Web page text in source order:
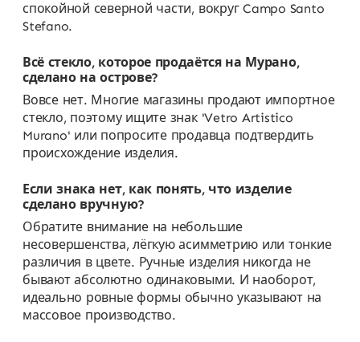
спокойной северной части, вокруг Campo Santo
Stefano.
Всё стекло, которое продаётся на Мурано,
сделано на острове?
Вовсе нет. Многие магазины продают импортное
стекло, поэтому ищите знак 'Vetro Artistico
Murano' или попросите продавца подтвердить
происхождение изделия.
Если знака нет, как понять, что изделие
сделано вручную?
Обратите внимание на небольшие
несовершенства, лёгкую асимметрию или тонкие
различия в цвете. Ручные изделия никогда не
бывают абсолютно одинаковыми. И наоборот,
идеально ровные формы обычно указывают на
массовое производство.